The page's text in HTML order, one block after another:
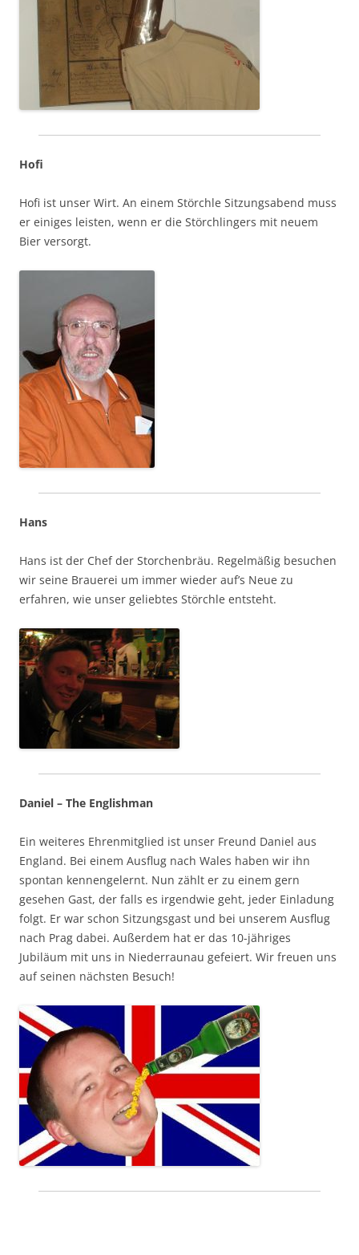
Hofi
Hofi ist unser Wirt. An einem Störchle Sitzungsabend muss
er einiges leisten, wenn er die Störchlingers mit neuem
Bier versorgt.
Hans
Hans ist der Chef der Storchenbräu. Regelmäßig besuchen
wir seine Brauerei um immer wieder auf’s Neue zu
erfahren, wie unser geliebtes Störchle entsteht.
Daniel – The Englishman
Ein weiteres Ehrenmitglied ist unser Freund Daniel aus
England. Bei einem Ausflug nach Wales haben wir ihn
spontan kennengelernt. Nun zählt er zu einem gern
gesehen Gast, der falls es irgendwie geht, jeder Einladung
folgt. Er war schon Sitzungsgast und bei unserem Ausflug
nach Prag dabei. Außerdem hat er das 10-jähriges
Jubiläum mit uns in Niederraunau gefeiert. Wir freuen uns
auf seinen nächsten Besuch!